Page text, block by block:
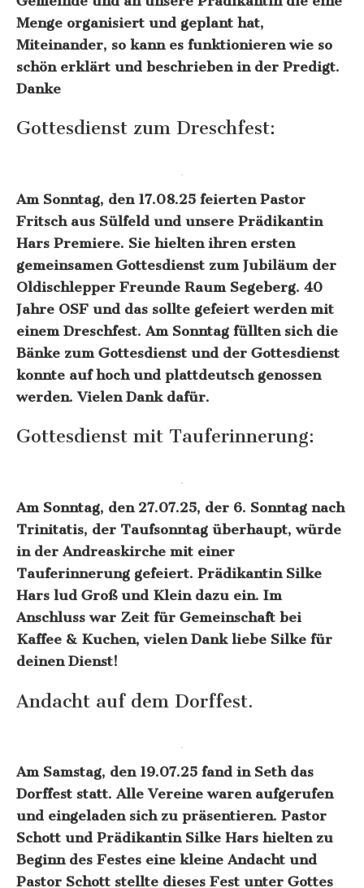
Menge organisiert und geplant hat,
Miteinander, so kann es funktionieren wie so
schön erklärt und beschrieben in der Predigt.
Danke
Gottesdienst zum Dreschfest:
Am Sonntag, den 17.08.25 feierten Pastor
Fritsch aus Sülfeld und unsere Prädikantin
Hars Premiere. Sie hielten ihren ersten
gemeinsamen Gottesdienst zum Jubiläum der
Oldischlepper Freunde Raum Segeberg. 40
Jahre OSF und das sollte gefeiert werden mit
einem Dreschfest. Am Sonntag füllten sich die
Bänke zum Gottesdienst und der Gottesdienst
konnte auf hoch und plattdeutsch genossen
werden. Vielen Dank dafür.
Gottesdienst mit Tauferinnerung:
Am Sonntag, den 27.07.25, der 6. Sonntag nach
Trinitatis, der Taufsonntag überhaupt, würde
in der Andreaskirche mit einer
Tauferinnerung gefeiert. Prädikantin Silke
Hars lud Groß und Klein dazu ein. Im
Anschluss war Zeit für Gemeinschaft bei
Kaffee & Kuchen, vielen Dank liebe Silke für
deinen Dienst!
Andacht auf dem Dorffest.
Am Samstag, den 19.07.25 fand in Seth das
Dorffest statt. Alle Vereine waren aufgerufen
und eingeladen sich zu präsentieren. Pastor
Schott und Prädikantin Silke Hars hielten zu
Beginn des Festes eine kleine Andacht und
Pastor Schott stellte dieses Fest unter Gottes